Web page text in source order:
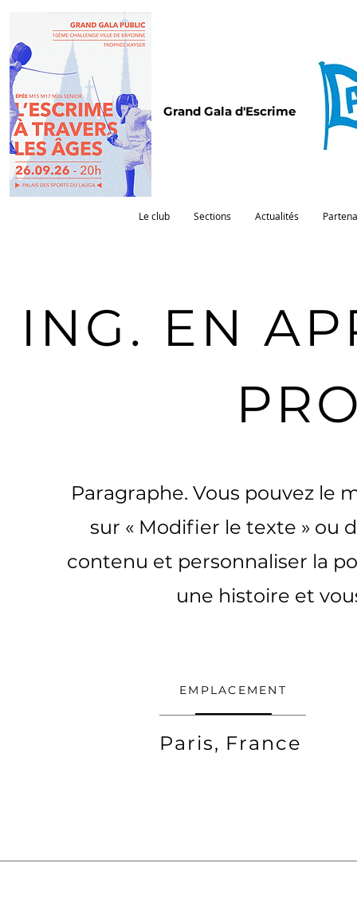
Grand Gala d'Escrime
Le club Sections Actualités
ING. EN
Paragraphe. Vous pouvez le
sur « Modifier le texte » ou
contenu et personnaliser la
une histoire et
EMPLACEMENT
Paris, France